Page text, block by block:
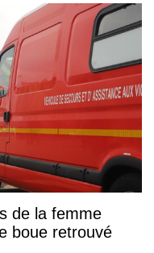
de la femme
boue retrouvé